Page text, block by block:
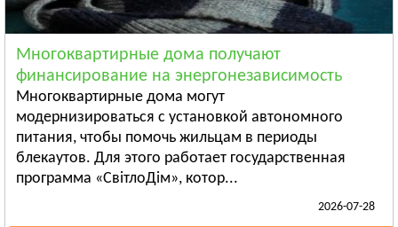
Ананьев
Арциз
Балта
ПОЛТАВСКАЯ ОБЛАСТЬ
Гадяч
Глобино
Многоквартирные дома получают
финансирование на энергонезависимость
Многоквартирные дома могут
модернизироваться с установкой автономного
питания, чтобы помочь жильцам в периоды
блекаутов. Для этого работает государственная
программа «СвітлоДім», котор...
2026-07-28